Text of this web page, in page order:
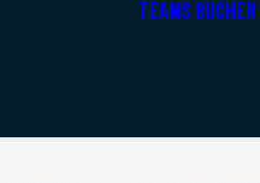
TEAMSBUCHEN